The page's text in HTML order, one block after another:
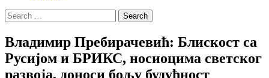
Search
for:
Владимир Пребирачевић: Блискост са
Русијом и БРИКС, носиоцима светског
развоја, доноси бољу будућност